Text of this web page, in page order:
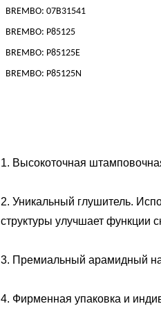
BREMBO: 07B31541
BREMBO: P85125
BREMBO: P85125E
BREMBO: P85125N
1. Высокоточная
2. Уникальный глушитель.
структуры улучшает функции
3. Премиальный арамидный
4. Фирменная упаковка и